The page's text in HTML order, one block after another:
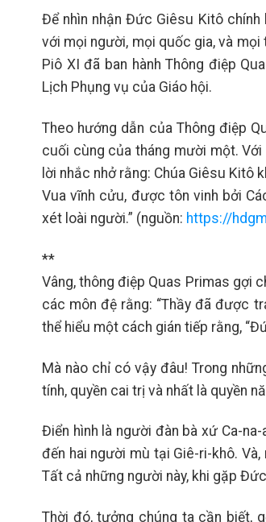
Để nhìn nhận Đức Giêsu Kitô
với mọi người, mọi quốc gia, và
Piô XI đã ban hành Thông điệp
Lịch Phụng vụ của Giáo hội.
Theo hướng dẫn của Thông điệp
cuối cùng của tháng mười một.
lời nhắc nhở rằng: Chúa Giêsu Kitô
Vua vĩnh cửu, được tôn vinh bởi
xét loài người.” (nguồn: https://
**
Vâng, thông điệp Quas Primas gợi
các môn đệ rằng: “Thầy đã được
thể hiểu một cách gián tiếp rằng,
Mà nào chỉ có vậy đâu! Trong
tính, quyền cai trị và nhất là quyền
Điển hình là người đàn bà xứ Ca-
đến hai người mù tại Giê-ri-khô.
Tất cả những người này, khi gặp
Thời đó, tưởng chúng ta cần biết,